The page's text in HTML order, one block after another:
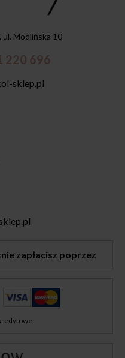
ul. Modlińska 10
220 696
sklep.pl
zapłacisz poprzez